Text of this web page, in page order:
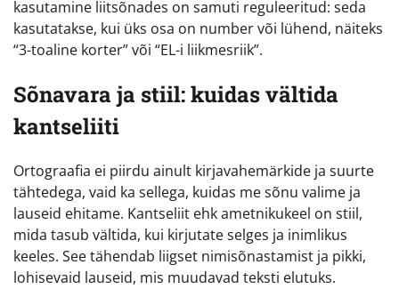
kasutamine liitsõnades on samuti reguleeritud: seda
kasutatakse, kui üks osa on number või lühend, näiteks
“3-toaline korter” või “EL-i liikmesriik”.
Sõnavara ja stiil: kuidas vältida
kantseliiti
Ortograafia ei piirdu ainult kirjavahemärkide ja suurte
tähtedega, vaid ka sellega, kuidas me sõnu valime ja
lauseid ehitame. Kantseliit ehk ametnikukeel on stiil,
mida tasub vältida, kui kirjutate selges ja inimlikus
keeles. See tähendab liigset nimisõnastamist ja pikki,
lohisevaid lauseid, mis muudavad teksti elutuks.